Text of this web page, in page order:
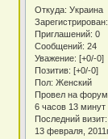
Откуда: Украина
Зарегистрирован
Приглашений: 0
Сообщений: 24
Уважение: [+0/-0]
Позитив: [+0/-0]
Пол: Женский
Провел на
6 часов 13 минут
Последний визит:
13 февраля,